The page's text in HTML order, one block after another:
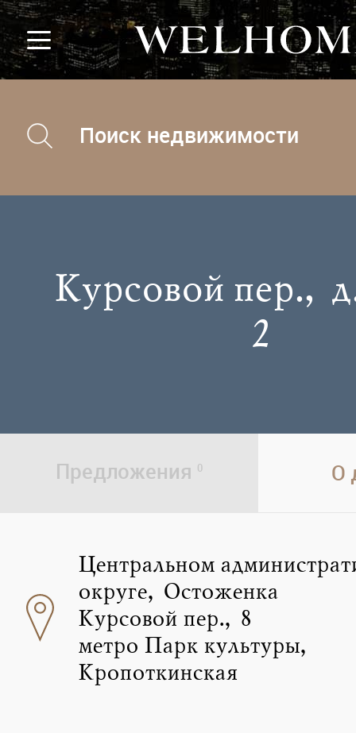
Поиск недвижимости
Курсовой пер.,
2
Предложения 0 О
Центральном
округе, Остоженка
Курсовой пер., 8
метро Парк культуры,
Кропоткинская